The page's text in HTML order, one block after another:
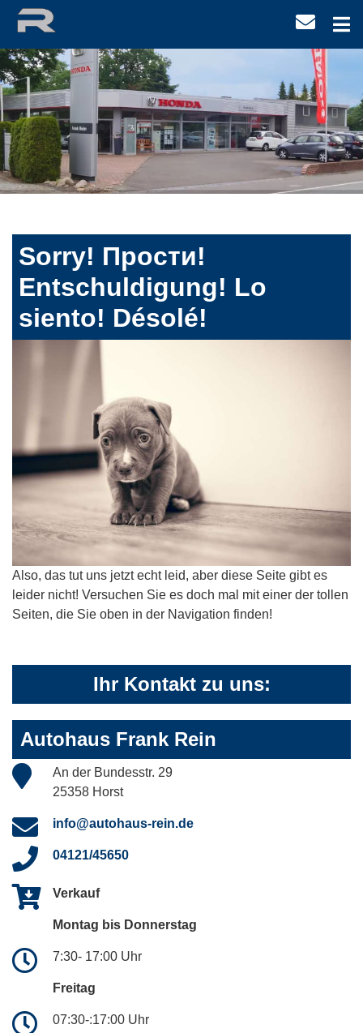
Sorry! Прости!
Entschuldigung! Lo
siento! Désolé!
Also, das tut uns jetzt echt leid, aber diese Seite gibt es
leider nicht! Versuchen Sie es doch mal mit einer der tollen
Seiten, die Sie oben in der Navigation finden!
Ihr Kontakt zu uns:
Autohaus Frank Rein
An der Bundesstr. 29
25358 Horst
info@autohaus-rein.de
04121/45650
Verkauf
Montag bis Donnerstag
7:30- 17:00 Uhr
Freitag
07:30-:17:00 Uhr